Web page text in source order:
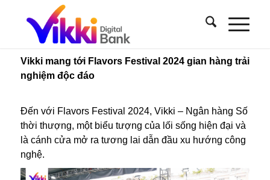
Vikki mang tới Flavors Festival 2024 gian hàng trải
nghiệm độc đáo
Đến với Flavors Festival 2024, Vikki – Ngân hàng Số
thời thượng, một biểu tượng của lối sống hiện đại và
là cánh cửa mở ra tương lai dẫn đầu xu hướng công
nghệ.